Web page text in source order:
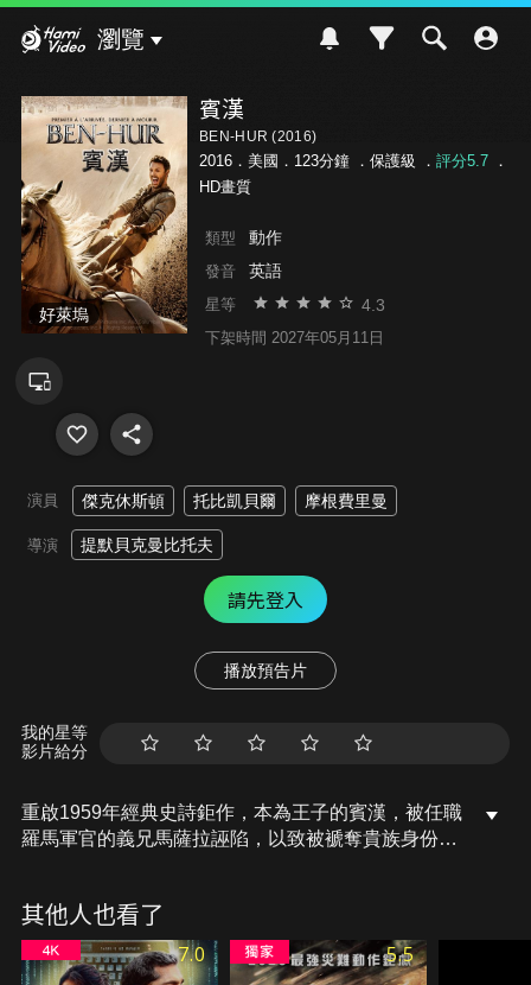
瀏覽
好萊塢
賓漢
BEN-HUR (2016)
2016．美國．123分鐘 ． 保護級 ． 評分5.7．
HD畫質
類型 動作
發音 英語
星等 4.3
下架時間 2027年05月11日
演員 傑克休斯頓 托比凱貝爾 摩根費里曼
導演 提默貝克曼比托夫
請先登入
播放預告片
我的星等
影片給分
重啟1959年經典史詩鉅作，本為王子的賓漢，被任職
羅馬軍官的義兄馬薩拉誣陷，以致被褫奪貴族身份，
其他人也看了
7.0 5.5